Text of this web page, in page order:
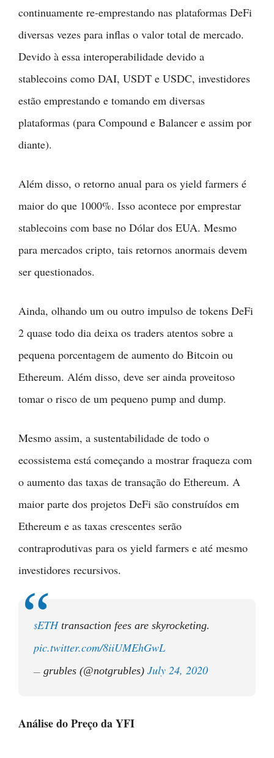
continuamente re-emprestando nas plataformas DeFi
diversas vezes para inflas o valor total de mercado.
Devido à essa interoperabilidade devido a
stablecoins como DAI, USDT e USDC, investidores
estão emprestando e tomando em diversas
plataformas (para Compound e Balancer e assim por
diante).
Além disso, o retorno anual para os yield farmers é
maior do que 1000%. Isso acontece por emprestar
stablecoins com base no Dólar dos EUA. Mesmo
para mercados cripto, tais retornos anormais devem
ser questionados.
Ainda, olhando um ou outro impulso de tokens DeFi
2 quase todo dia deixa os traders atentos sobre a
pequena porcentagem de aumento do Bitcoin ou
Ethereum. Além disso, deve ser ainda proveitoso
tomar o risco de um pequeno pump and dump.
Mesmo assim, a sustentabilidade de todo o
ecossistema está começando a mostrar fraqueza com
o aumento das taxas de transação do Ethereum. A
maior parte dos projetos DeFi são construídos em
Ethereum e as taxas crescentes serão
contraprodutivas para os yield farmers e até mesmo
investidores recursivos.
$ETHtransaction fees are skyrocketing.
pic.twitter.com/8iiUMEhGwL
— grubles (@notgrubles) July 24, 2020
Análise do Preço da YFI